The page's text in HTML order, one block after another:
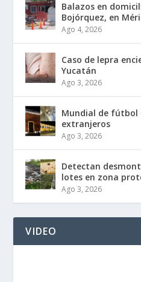
Balazos en
Bojórquez, en
Ago 4, 2026
Caso de lepra
Yucatán
Ago 3, 2026
Mundial de fútbol
extranjeros
Ago 3, 2026
Detectan
lotes en zona
Ago 3, 2026
VIDEO